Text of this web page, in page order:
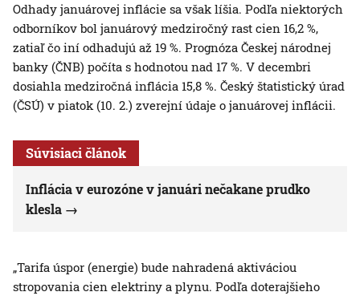
Odhady januárovej inflácie sa však líšia. Podľa niektorých
odborníkov bol januárový medziročný rast cien 16,2 %,
zatiaľ čo iní odhadujú až 19 %. Prognóza Českej národnej
banky (ČNB) počíta s hodnotou nad 17 %. V decembri
dosiahla medziročná inflácia 15,8 %. Český štatistický úrad
(ČSÚ) v piatok (10. 2.) zverejní údaje o januárovej inflácii.
Súvisiaci článok
Inflácia v eurozóne v januári nečakane prudko
klesla
„Tarifa úspor (energie) bude nahradená aktiváciou
stropovania cien elektriny a plynu. Podľa doterajšieho